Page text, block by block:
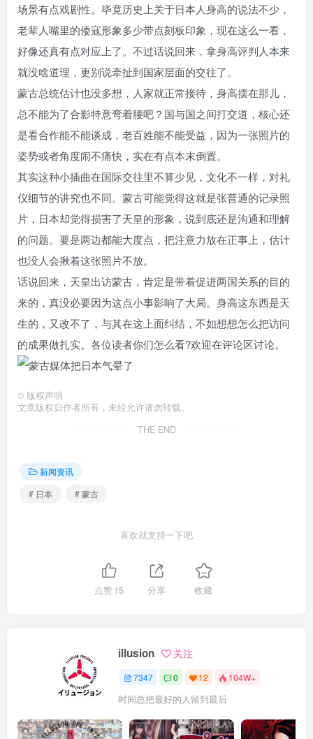
场景有点戏剧性。毕竟历史上关于日本人身高的说法不少，
老辈人嘴里的倭寇形象多少带点刻板印象，现在这么一看，
好像还真有点对应上了。不过话说回来，拿身高评判人本来
就没啥道理，更别说牵扯到国家层面的交往了。
蒙古总统估计也没多想，人家就正常接待，身高摆在那儿，
总不能为了合影特意弯着腰吧？国与国之间打交道，核心还
是看合作能不能谈成，老百姓能不能受益，因为一张照片的
姿势或者角度闹不痛快，实在有点本末倒置。
其实这种小插曲在国际交往里不算少见，文化不一样，对礼
仪细节的讲究也不同。蒙古可能觉得这就是张普通的记录照
片，日本却觉得损害了天皇的形象，说到底还是沟通和理解
的问题。要是两边都能大度点，把注意力放在正事上，估计
也没人会揪着这张照片不放。
话说回来，天皇出访蒙古，肯定是带着促进两国关系的目的
来的，真没必要因为这点小事影响了大局。身高这东西是天
生的，又改不了，与其在这上面纠结，不如想想怎么把访问
的成果做扎实。各位读者你们怎么看?欢迎在评论区讨论。
© 版权声明
文章版权归作者所有，未经允许请勿转载。
THE END
新闻资讯
# 日本
# 蒙古
喜欢就支持一下吧
点赞15 分享 收藏
illusion 关注
7347 0 12 104W+
时间总把最好的人留到最后